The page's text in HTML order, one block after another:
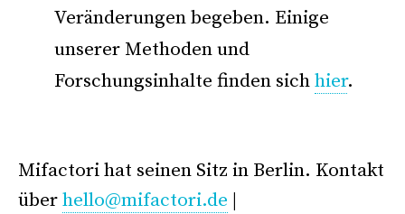
Veränderungen begeben. Einige
unserer Methoden und
Forschungsinhalte finden sichhier.
Mifactori hat seinen Sitz in Berlin. Kontakt
überhello@mifactori.de